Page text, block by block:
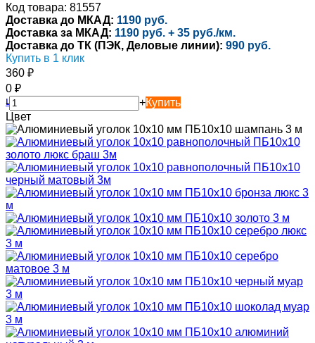
Код товара: 81557
Доставка до МКАД: 1190 руб.
Доставка за МКАД: 1190 руб. + 35 руб./км.
Доставка до ТК (ПЭК, Деловые линии): 990 руб.
Купить в 1 клик
360 ₽
0 ₽
-
+Купить
Цвет